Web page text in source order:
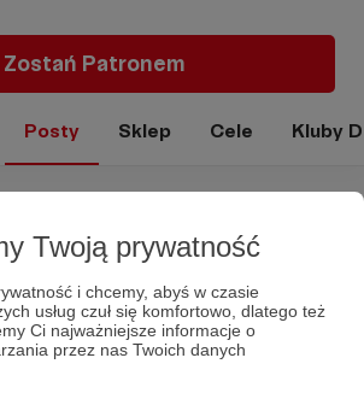
Twoją prywatność
i chcemy, abyś w czasie
usług czuł się komfortowo, dlatego też
Ci najważniejsze informacje o
przez nas Twoich danych
Zostań Patronem
Posty Sklep Cele Kluby